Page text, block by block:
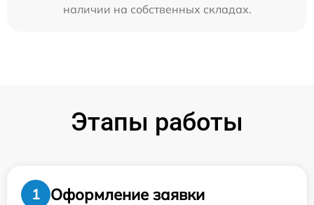
наличии на собственных складах.
Этапы работы
1
Оформление заявки